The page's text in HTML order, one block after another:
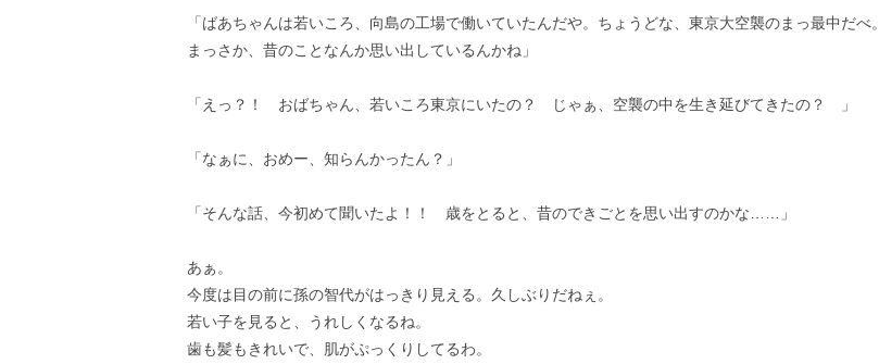
「ばあちゃんは若いころ、向島の工場で働いていたんだや。ちょうどな、東京大空襲のまっ最中だべ。
まっさか、昔のことなんか思い出しているんかね」
「えっ？！ おばちゃん、若いころ東京にいたの？ じゃぁ、空襲の中を生き延びてきたの？ 」
「なぁに、おめー、知らんかったん？」
「そんな話、今初めて聞いたよ！！ 歳をとると、昔のできごとを思い出すのかな……」
あぁ。
今度は目の前に孫の智代がはっきり見える。久しぶりだねぇ。
若い子を見ると、うれしくなるね。
歯も髪もきれいで、肌がぷっくりしてるわ。